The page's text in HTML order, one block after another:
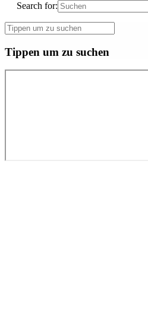
Search for:
Tippen um zu suchen